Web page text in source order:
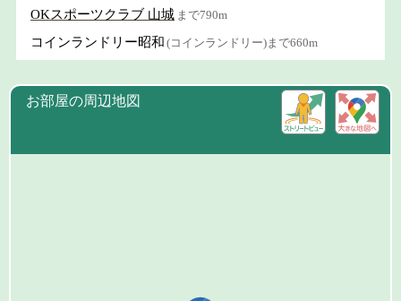
OKスポーツクラブ 山城 まで790m
コインランドリー昭和 (コインランドリー)まで660m
お部屋の周辺地図